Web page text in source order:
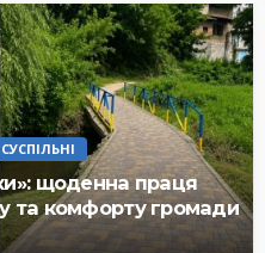
щоденна праця
та комфорту громади